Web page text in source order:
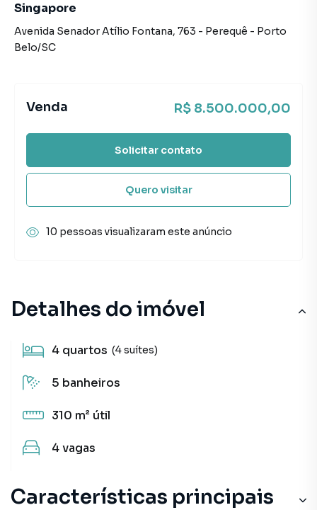
Detalhes do imóvel
4 quartos (4 suítes)
5 banheiros
310 m² útil
4vagas
Características principais
Singapore
Avenida Senador Atílio Fontana, 763 - Perequê - Porto
Belo/SC
Venda R$ 8.500.000,00
Solicitar contato
Quero visitar
10 pessoas visualizaram este anúncio